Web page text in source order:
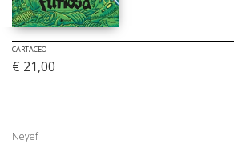
CARTACEO
€ 21,00
Neyef